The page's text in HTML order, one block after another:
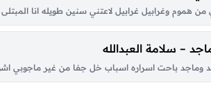
وش طبه سهرت الليل في غربه وغير الله مايعلم
من هموم وغرابيل غرابيل لاعتني سنين طويله انا
يا نجوم ونه مراره محد درى يا نجوم انا ليش ساري
– سلامة العبدالله
وماجد باحت اسراره اسباب خل جفا من غير ماجوبي